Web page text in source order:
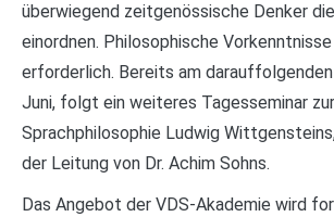
überwiegend zeitgenössische Denker
einordnen. Philosophische
erforderlich. Bereits am darauffolgenden
Juni, folgt ein weiteres Tagesseminar zur
Sprachphilosophie Ludwig
der Leitung von Dr. Achim Sohns.
Das Angebot der VDS-Akademie wird